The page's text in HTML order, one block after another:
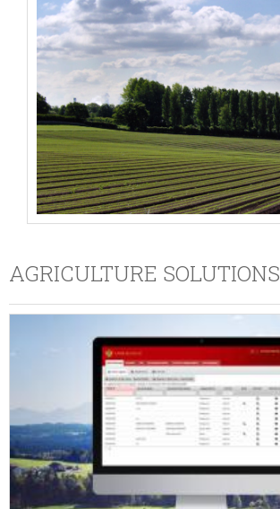
AGRICULTURE SOLUTIONS